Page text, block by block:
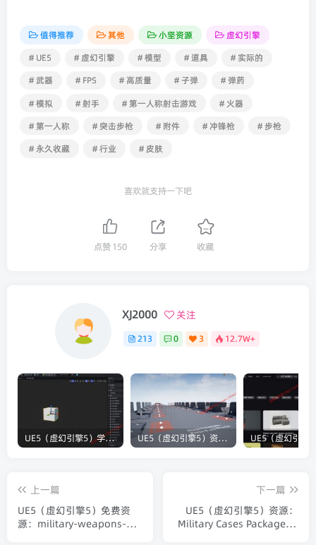
值得推荐 其他 小坚资源
虚幻引擎
# UE5
# 虚幻引擎 # 模型 # 道具
# 实际的
# 武器
# FPS # 高质量 # 子弹
# 弹药
# 模拟
# 射手 # 第一人称射击游戏
# 火器
# 第一人称
# 突击步枪 # 附件 # 冲锋枪
# 步枪
# 永久收藏
# 行业 # 皮肤
喜欢就支持一下吧
点赞 150 分享 收藏
XJ2000 关注
213 0 3 12.7W+
UE5（虚幻引擎5）学习笔记：碰撞知识要点 UE5（虚幻引擎5）资源：Bullet VFX Pack 子弹视觉特效包
上一篇
UE5（虚幻引擎5）免费资
源：military-weapons-
下一篇
UE5（虚幻引擎5）资源：
Military Cases Package 军